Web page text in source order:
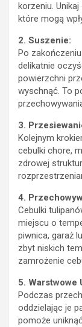
korzeniu.
które mogą
2. Suszenie:
Po
delikatnie
powierzchni
wyschnąć. To
3.
Kolejnym
cebulki chore,
zdrowej
4.
Cebulki
miejscu o
piwnica, garaż
zbyt niskich
zamrożenie
5. Warstwowe
Podczas
oddzielając je
pomoże